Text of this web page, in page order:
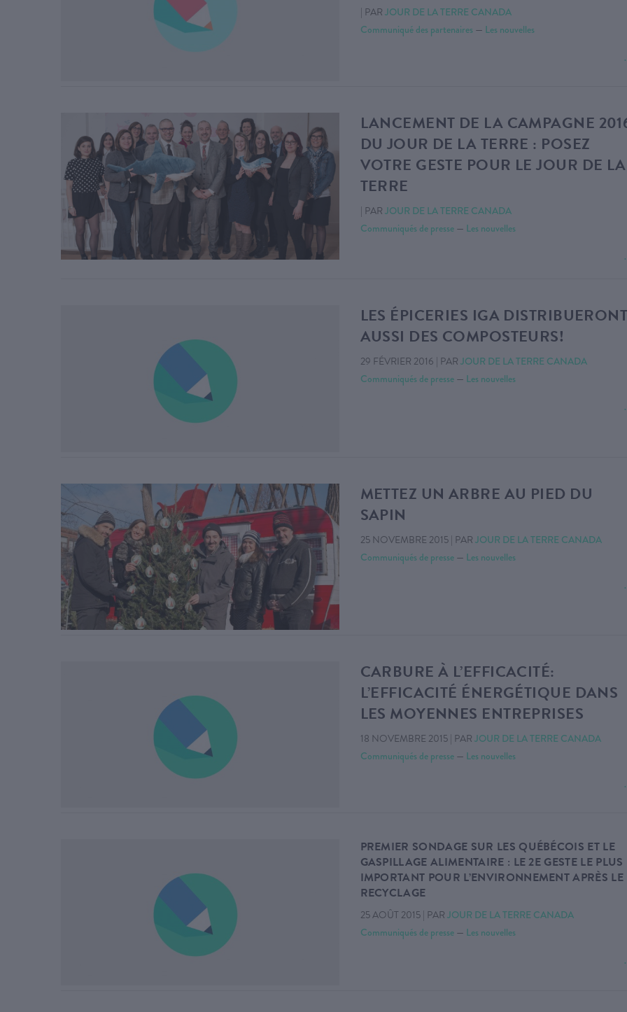
| PAR JOUR DE LA TERRE CANADA
Communiqué des partenaires— Les nouvelles
LANCEMENT DE LA CAMPAGNE
DU JOUR DE LA TERRE : POSEZ
VOTRE GESTE POUR LE JOUR DE LA
TERRE
| PAR JOUR DE LA TERRE CANADA
Communiqués de presse— Les nouvelles
LES ÉPICERIES IGA DISTRIBUERONT
AUSSI DES COMPOSTEURS!
29 FÉVRIER 2016 | PAR JOUR DE LA TERRE CANADA
Communiqués de presse— Les nouvelles
METTEZ UN ARBRE AU PIED DU
SAPIN
25 NOVEMBRE 2015| PAR JOUR DE LA TERRE CANADA
Communiqués de presse— Les nouvelles
CARBURE À L’EFFICACITÉ:
L’EFFICACITÉ ÉNERGÉTIQUE DANS
LES MOYENNES ENTREPRISES
18 NOVEMBRE 2015| PAR JOUR DE LA TERRE CANADA
Communiqués de presse— Les nouvelles
PREMIER SONDAGE SUR LES QUÉBÉCOIS ET LE
GASPILLAGE ALIMENTAIRE : LE 2E GESTE LE PLUS
IMPORTANT POUR L’ENVIRONNEMENT APRÈS LE
RECYCLAGE
25 AOÛT 2015| PAR JOUR DE LA TERRE CANADA
Communiqués de presse— Les nouvelles